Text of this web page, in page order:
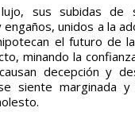
sus subidas de
unidos a la
el futuro de
minando la
decepción y
siente marginada